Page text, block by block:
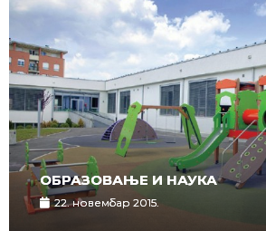
ОБРАЗОВАЊЕ И НАУКА
22. новембар 2015.